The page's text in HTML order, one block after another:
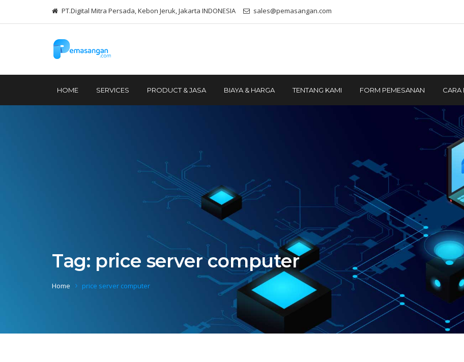
PT.Digital Mitra Persada, Kebon Jeruk, Jakarta INDONESIA sales@pemasangan.com
HOME SERVICES PRODUCT & JASA BIAYA & HARGA TENTANG KAMI FORM PEMESANAN CARA
Tag: price server computer
Home price server computer